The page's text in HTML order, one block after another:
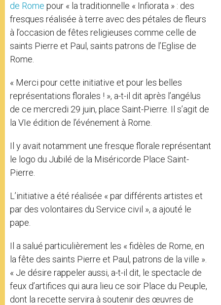
de Rome pour « la traditionnelle « Infiorata » : des
fresques réalisée à terre avec des pétales de fleurs
à l’occasion de fêtes religieuses comme celle de
saints Pierre et Paul, saints patrons de l’Eglise de
Rome.
« Merci pour cette initiative et pour les belles
représentations florales ! », a-t-il dit après l’angélus
de ce mercredi 29 juin, place Saint-Pierre. Il s’agit de
la VIe édition de l’événement à Rome.
Il y avait notamment une fresque florale représentant
le logo du Jubilé de la Miséricorde Place Saint-
Pierre.
L’initiative a été réalisée « par différents artistes et
par des volontaires du Service civil », a ajouté le
pape.
Il a salué particulièrement les « fidèles de Rome, en
la fête des saints Pierre et Paul, patrons de la ville ».
« Je désire rappeler aussi, a-t-il dit, le spectacle de
feux d’artifices qui aura lieu ce soir Place du Peuple,
dont la recette servira à soutenir des œuvres de